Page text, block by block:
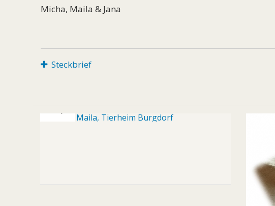
Micha, Maila & Jana
Steckbrief